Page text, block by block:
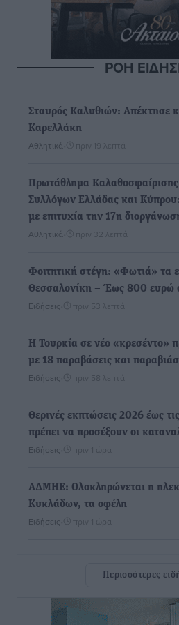
ΡΟΗ
Σταυρός Καλυθιών: Απέκτησε
Καρελλάκη
Αθλητικά πριν 19 λεπτά
Πρωτάθλημα
Συλλόγων Ελλάδας και
με επιτυχία την 17η
Αθλητικά πριν 32 λεπτά
Φοιτητική στέγη: «Φωτιά» τα
Θεσσαλονίκη – Έως 800 ευρώ
Ειδήσεις πριν 53 λεπτά
Η Τουρκία σε νέο «κρεσέντο»
με 18 παραβάσεις και
Ειδήσεις πριν 58 λεπτά
Θερινές εκπτώσεις 2026 έως
πρέπει να προσέξουν οι
Ειδήσεις πριν 1 ώρα
ΑΔΜΗΕ: Ολοκληρώνεται η
Κυκλάδων, τα οφέλη
Ειδήσεις πριν 1 ώρα
– Τι ισχύει για Έλληνες
Περισσότερες